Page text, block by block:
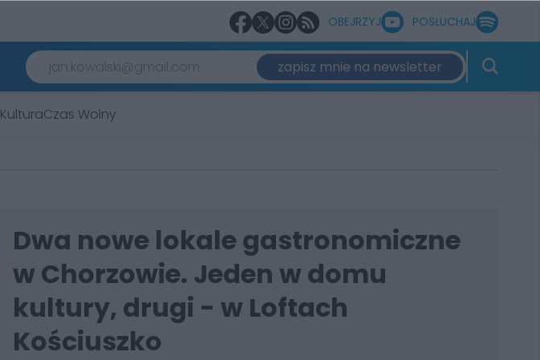
OBEJRZYJ POSŁUCHAJ
zapisz mnie na newsletter
KulturaCzas Wolny
Dwa nowe lokale gastronomiczne
w Chorzowie. Jeden w domu
kultury, drugi - w Loftach
Kościuszko